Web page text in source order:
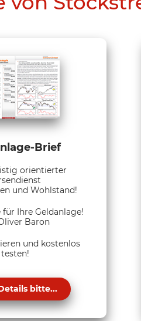
Brief
orientierter
und Wohlstand!
Ihre Geldanlage!
Baron
und kostenlos
testen!
bitte...